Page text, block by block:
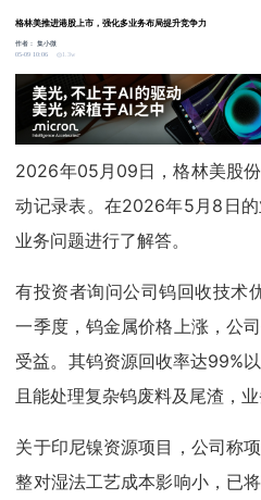
格林美推进港股上市，强化多业务布局提升竞争力
作者：集小微
05-09 10:06
1.3w
2026年05月09日，格林美股
动记录表。在2026年5月8日
业务问题进行了解答。
有投资者询问公司钨回收技术
一季度，钨金属价格上涨，公
受益。其钨资源回收率达99%
且能处理复杂钨废料及尾渣，业
关于印尼镍资源项目，公司称
整对湿法工艺成本影响小，已